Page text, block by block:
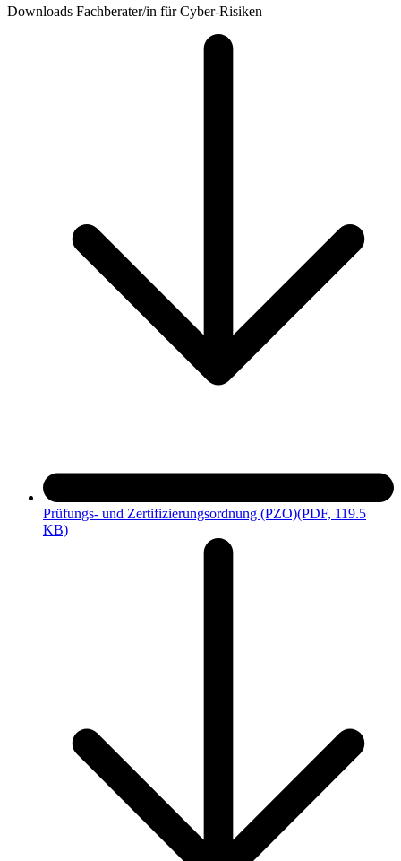
Downloads Fachberater/in für Cyber-Risiken
Prüfungs- und Zertifizierungsordnung (PZO)(PDF, 119.5
KB)